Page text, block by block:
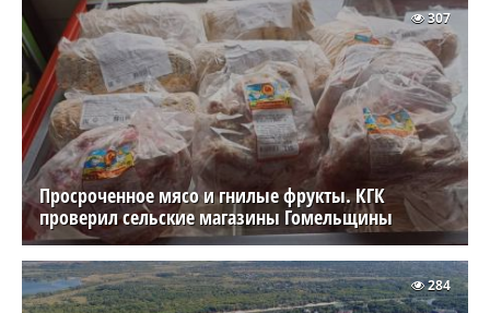
Просроченное мясо и гнилые фрукты. КГК
проверил сельские магазины Гомельщины
307
284